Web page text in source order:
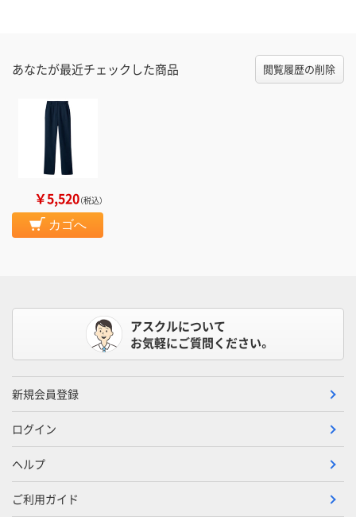
あなたが最近チェックした商品 閲覧履歴の削除
￥5,520（税込）
カゴへ
アスクルについて
お気軽にご質問ください。
新規会員登録
ログイン
ヘルプ
ご利用ガイド